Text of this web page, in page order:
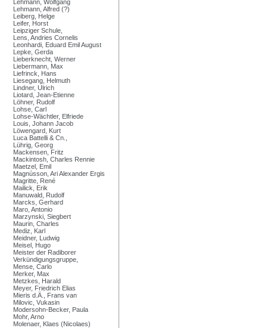
Lehmann, Wolfgang
Lehmann, Alfred (?)
Leiberg, Helge
Leifer, Horst
Leipziger Schule,
Lens, Andries Cornelis
Leonhardi, Eduard Emil August
Lepke, Gerda
Lieberknecht, Werner
Liebermann, Max
Liefrinck, Hans
Liesegang, Helmuth
Lindner, Ulrich
Liotard, Jean-Etienne
Löhner, Rudolf
Lohse, Carl
Lohse-Wächtler, Elfriede
Louis, Johann Jacob
Löwengard, Kurt
Luca Battelli & Cn.,
Lührig, Georg
Mackensen, Fritz
Mackintosh, Charles Rennie
Maetzel, Emil
Magnússon, Ari Alexander Ergis
Magritte, René
Mailick, Erik
Manuwald, Rudolf
Marcks, Gerhard
Maro, Antonio
Marzynski, Siegbert
Maurin, Charles
Mediz, Karl
Meidner, Ludwig
Meisel, Hugo
Meister der Radiborer
Verkündigungsgruppe,
Mense, Carlo
Merker, Max
Metzkes, Harald
Meyer, Friedrich Elias
Mieris d.Ä., Frans van
Milovic, Vukasin
Modersohn-Becker, Paula
Mohr, Arno
Molenaer, Klaes (Nicolaes)